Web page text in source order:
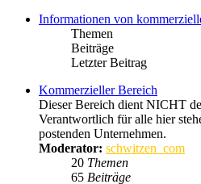
Informationen von
Themen
Beiträge
Letzter Beitrag
Kommerzieller Bereich
Dieser Bereich dient NICHT
Verantwortlich für alle hier
postenden Unternehmen.
Moderator: schwitzen_com
20 Themen
65 Beiträge